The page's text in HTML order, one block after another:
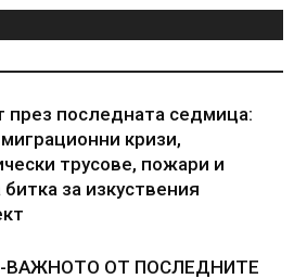
през последната седмица:
кризи,
трусове, пожари и
битка за изкуствения
ВАЖНОТО ОТ ПОСЛЕДНИТЕ